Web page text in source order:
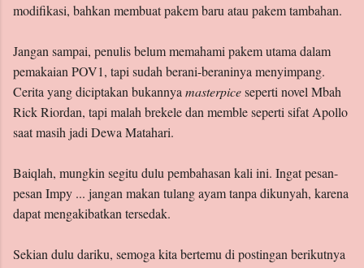
modifikasi, bahkan membuat pakem baru atau pakem tambahan.
Jangan sampai, penulis belum memahami pakem utama dalam
pemakaian POV1, tapi sudah berani-beraninya menyimpang.
Cerita yang diciptakan bukannyamasterpiceseperti novel Mbah
Rick Riordan, tapi malah brekele dan memble seperti sifat Apollo
saat masih jadi Dewa Matahari.
Baiqlah, mungkin segitu dulu pembahasan kali ini. Ingat pesan-
pesan Impy ... jangan makan tulang ayam tanpa dikunyah, karena
dapat mengakibatkan tersedak.
Sekian dulu dariku, semoga kita bertemu di postingan berikutnya